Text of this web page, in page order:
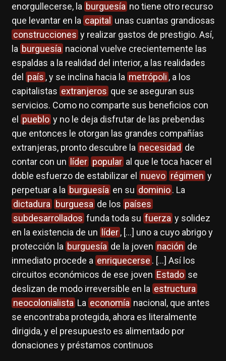
enorgullecerse, la burguesía no tiene otro recurso
que levantar en la capital unas cuantas grandiosas
construcciones y realizar gastos de prestigio. Así,
la burguesía nacional vuelve crecientemente las
espaldas a la realidad del interior, a las realidades
del
país , y se inclina hacia la metrópoli , a los
capitalistas extranjeros que se aseguran sus
servicios. Como no comparte sus beneficios con
el
pueblo y no le deja disfrutar de las prebendas
que entonces le otorgan las grandes compañías
extranjeras, pronto descubre la necesidad de
contar con un
líder popular al que le toca hacer el
doble esfuerzo de estabilizar el
nuevo régimen y
perpetuar a la burguesía en su dominio . La
dictadura burguesa de los países
subdesarrollados funda toda su fuerza y solidez
en la existencia de un
líder , […] uno a cuyo abrigo y
protección la burguesía de la joven nación de
inmediato procede a enriquecerse . […] Así los
circuitos económicos de ese joven Estado se
deslizan de modo irreversible en la estructura
neocolonialista La economía nacional, que antes
se encontraba protegida, ahora es literalmente
dirigida, y el presupuesto es alimentado por
donaciones y préstamos continuos